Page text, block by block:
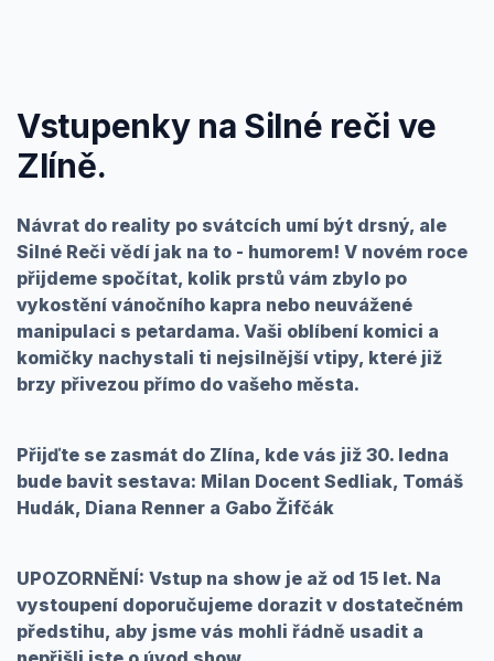
Vstupenky na Silné reči ve
Zlíně.
Návrat do reality po svátcích umí být drsný, ale
Silné Reči vědí jak na to - humorem! V novém roce
přijdeme spočítat, kolik prstů vám zbylo po
vykostění vánočního kapra nebo neuvážené
manipulaci s petardama. Vaši oblíbení komici a
komičky nachystali ti nejsilnější vtipy, které již
brzy přivezou přímo do vašeho města.
Přijďte se zasmát do Zlína, kde vás již 30. ledna
bude bavit sestava: Milan Docent Sedliak, Tomáš
Hudák, Diana Renner a Gabo Žifčák
UPOZORNĚNÍ: Vstup na show je až od 15 let. Na
vystoupení doporučujeme dorazit v dostatečném
předstihu, aby jsme vás mohli řádně usadit a